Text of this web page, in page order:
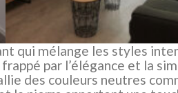
qui mélange les styles
par l’élégance et la
des couleurs neutres